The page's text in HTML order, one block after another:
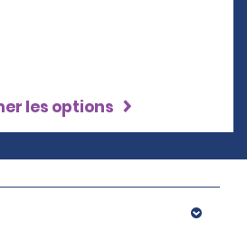
les options